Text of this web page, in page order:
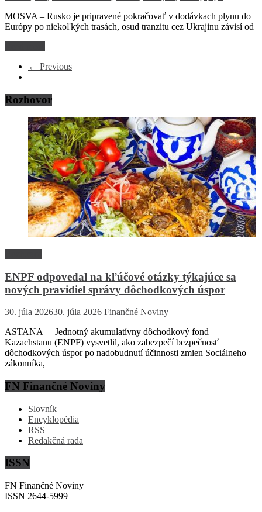
MOSVA – Rusko je pripravené pokračovať v dodávkach plynu do
Európy po niekoľkých trasách, osud tranzitu cez Ukrajinu závisí od
← Previous
Rozhovor
ENPF odpovedal na kľúčové otázky týkajúce sa
nových pravidiel správy dôchodkových úspor
30. júla 202630. júla 2026 Finančné Noviny
ASTANA – Jednotný akumulatívny dôchodkový fond
Kazachstanu (ENPF) vysvetlil, ako zabezpečí bezpečnosť
dôchodkových úspor po nadobudnutí účinnosti zmien Sociálneho
zákonníka,
FN Finančné Noviny
Slovník
Encyklopédia
RSS
Redakčná rada
ISSN
FN Finančné Noviny
ISSN 2644-5999